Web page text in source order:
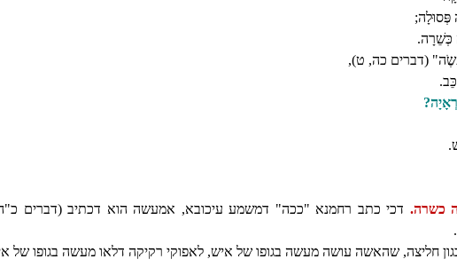
פְּסוּלָה;
כְּשֵׁרָה.
(דברים כה, ט),
כשרה. דכי כתב רחמנא "ככה" דמשמע עיכובא, אמעשה הוא דכתיב (דברים
חליצה, שהאשה עושה מעשה בגופו של איש, לאפוקי רקיקה דלאו מעשה בגופו של